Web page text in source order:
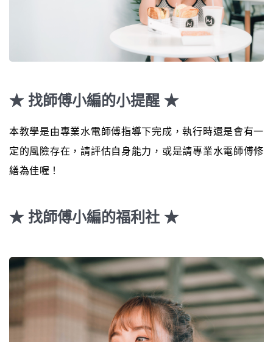
★ 找師傅小編的小提醒 ★
本教學是由專業水電師傅指導下完成，執行時還是會有一
定的風險存在，請評估自身能力，或是請專業水電師傅修
繕為佳喔！
★ 找師傅小編的福利社 ★